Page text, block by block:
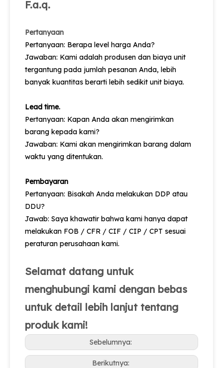
F.a.q.
Pertanyaan
Pertanyaan: Berapa level harga Anda?
Jawaban: Kami adalah produsen dan biaya unit
tergantung pada jumlah pesanan Anda, lebih
banyak kuantitas berarti lebih sedikit unit biaya.
Lead time.
Pertanyaan: Kapan Anda akan mengirimkan
barang kepada kami?
Jawaban: Kami akan mengirimkan barang dalam
waktu yang ditentukan.
Pembayaran
Pertanyaan: Bisakah Anda melakukan DDP atau
DDU?
Jawab: Saya khawatir bahwa kami hanya dapat
melakukan FOB / CFR / CIF / CIP / CPT sesuai
peraturan perusahaan kami.
Selamat datang untuk
menghubungi kami dengan bebas
untuk detail lebih lanjut tentang
produk kami!
Sebelumnya:
Berikutnya: